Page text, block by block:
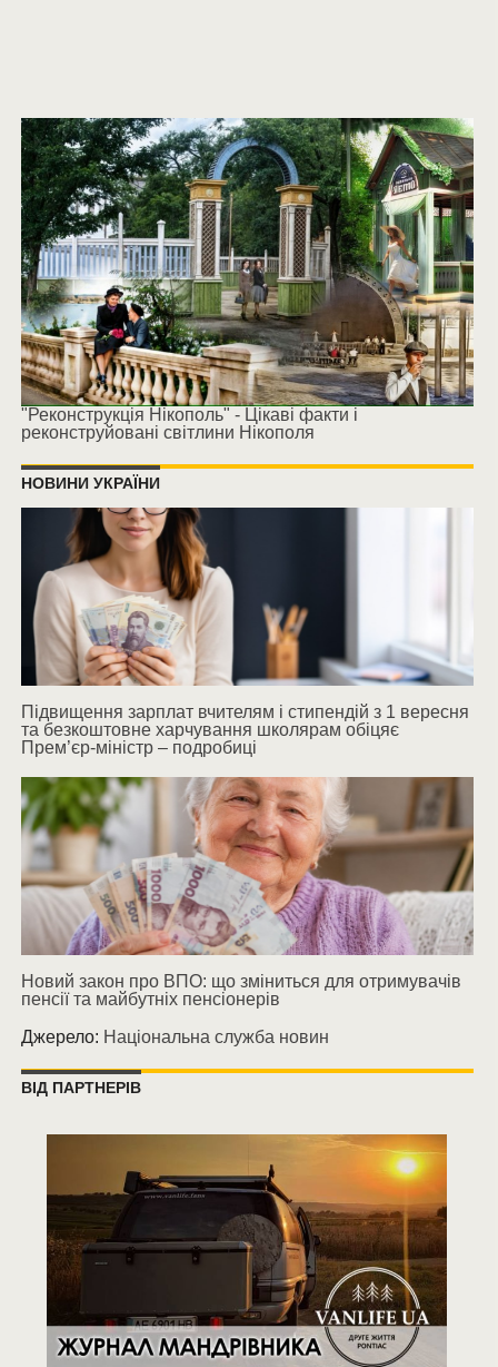
"Реконструкція Нікополь" - Цікаві факти і
реконструйовані світлини Нікополя
НОВИНИ УКРАЇНИ
Підвищення зарплат вчителям і стипендій з 1 вересня
та безкоштовне харчування школярам обіцяє
Прем’єр-міністр – подробиці
Новий закон про ВПО: що зміниться для отримувачів
пенсії та майбутніх пенсіонерів
Джерело: Національна служба новин
ВІД ПАРТНЕРІВ